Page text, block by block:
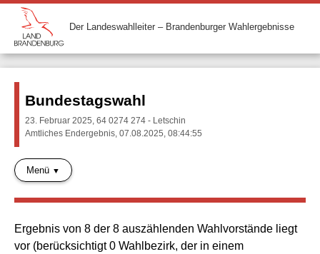
Der Landeswahlleiter – Brandenburger Wahlergebnisse
Bundestagswahl
23. Februar 2025, 64 0274 274 - Letschin
Amtliches Endergebnis, 07.08.2025, 08:44:55
Menü
Ergebnis von 8 der 8 auszählenden Wahlvorstände liegt
vor (berücksichtigt 0 Wahlbezirk, der in einem